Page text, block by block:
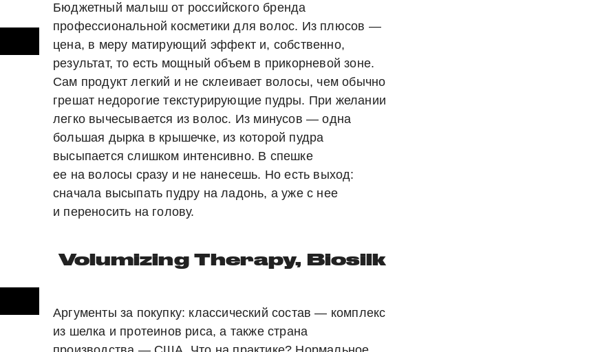
Бюджетный малыш от российского бренда
профессиональной косметики для волос. Из плюсов —
цена, в меру матирующий эффект и, собственно,
результат, то есть мощный объем в прикорневой зоне.
Сам продукт легкий и не склеивает волосы, чем обычно
грешат недорогие текстурирующие пудры. При желании
легко вычесывается из волос. Из минусов — одна
большая дырка в крышечке, из которой пудра
высыпается слишком интенсивно. В спешке
ее на волосы сразу и не нанесешь. Но есть выход:
сначала высыпать пудру на ладонь, а уже с нее
и переносить на голову.
Volumizing Therapy, Biosilk
Аргументы за покупку: классический состав — комплекс
из шелка и протеинов риса, а также страна